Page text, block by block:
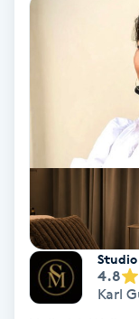
Nagelförlängning
Nagelförlängning
Nagelförlängning
Nagelförlängning
Nagelförstärkning
Nagelklippning
4.8
Karl